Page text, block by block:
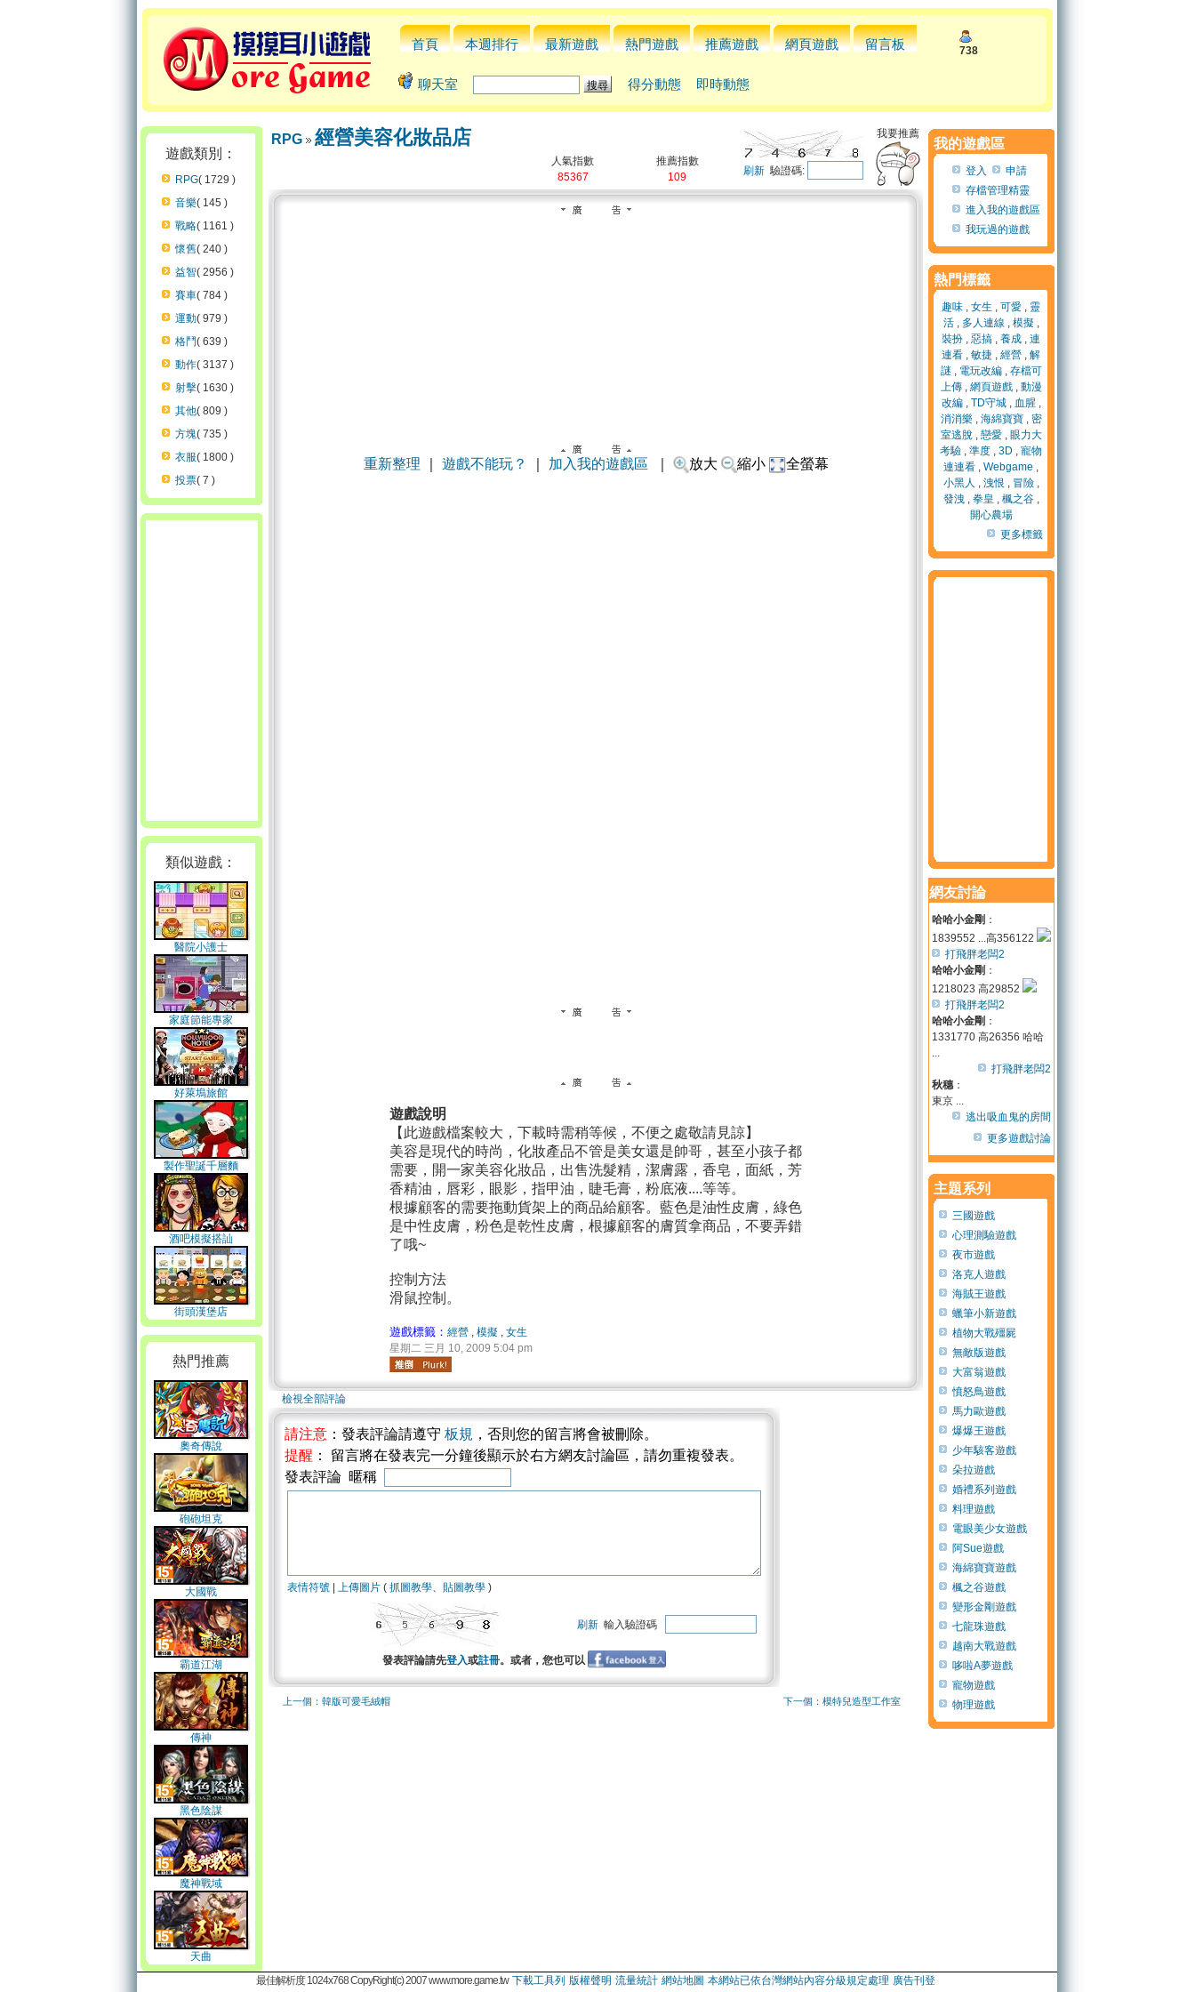
首頁 本週排行 最新遊戲 熱門遊戲 推薦遊戲 網頁遊戲 留言板 738
聊天室 得分動態 即時動態
遊戲類別：
RPG( 1729 )
音樂( 145 )
戰略( 1161 )
懷舊( 240 )
益智( 2956 )
賽車( 784 )
運動( 979 )
格鬥( 639 )
動作( 3137 )
射擊( 1630 )
其他( 809 )
方塊( 735 )
衣服( 1800 )
投票( 7 )
類似遊戲：
醫院小護士
家庭節能專家
好萊塢旅館
製作聖誕千層麵
酒吧模擬搭訕
街頭漢堡店
熱門推薦
奧奇傳說
砲砲坦克
大國戰
霸道江湖
傳神
黑色陰謀
魔神戰域
天曲
RPG 經營美容化妝品店
人氣指數
85367
推薦指數
109
刷新驗證碼:
我要推薦
重新整理 遊戲不能玩？ 加入我的遊戲區 放大 縮小 全螢幕
遊戲說明
【此遊戲檔案較大，下載時需稍等候，不便之處敬請見諒】
美容是現代的時尚，化妝產品不管是美女還是帥哥，甚至小孩子都
需要，開一家美容化妝品，出售洗髮精，潔膚露，香皂，面紙，芳
香精油，唇彩，眼影，指甲油，睫毛膏，粉底液....等等。
根據顧客的需要拖動貨架上的商品給顧客。藍色是油性皮膚，綠色
是中性皮膚，粉色是乾性皮膚，根據顧客的膚質拿商品，不要弄錯
了哦~
控制方法
滑鼠控制。
遊戲標籤： 經營 , 模擬 , 女生
星期二 三月 10, 2009 5:04 pm
檢視全部評論
請注意 ：發表評論請遵守 板規 ，否則您的留言將會被刪除。
提醒 ： 留言將在發表完一分鐘後顯示於右方網友討論區，請勿重複發表。
發表評論 暱稱
表情符號 上傳圖片 ( 抓圖教學、 貼圖教學 )
刷新 輸入驗證碼
發表評論請先登入或註冊。或者，您也可以
上一個：韓版可愛毛絨帽 下一個：模特兒造型工作室
我的遊戲區
登入
申請
存檔管理精靈
進入我的遊戲區
我玩過的遊戲
熱門標籤
趣味 , 女生 , 可愛 , 靈
活, 多人連線 , 模擬 ,
裝扮 , 惡搞 , 養成 , 連
連看 , 敏捷 , 經營 , 解
謎 , 電玩改編, 存檔可
上傳, 網頁遊戲, 動漫
改編, TD守城, 血腥 ,
消消樂, 海綿寶寶, 密
室逃脫, 戀愛, 眼力大
考驗 , 準度 , 3D , 寵物
連連看 , Webgame ,
小黑人 , 洩恨 , 冒險,
發洩, 拳皇 , 楓之谷,
開心農場
更多標籤
網友討論
哈哈小金剛 ：
1839552 ...高356122
打飛胖老闆2
哈哈小金剛 ：
1218023 高29852
打飛胖老闆2
哈哈小金剛 ：
1331770 高26356 哈哈
...
打飛胖老闆2
秋穗：
東京 ...
逃出吸血鬼的房間
更多遊戲討論
主題系列
三國遊戲
心理測驗遊戲
夜市遊戲
洛克人遊戲
海賊王遊戲
蠟筆小新遊戲
植物大戰殭屍
無敵版遊戲
大富翁遊戲
憤怒鳥遊戲
馬力歐遊戲
爆爆王遊戲
少年駭客遊戲
朵拉遊戲
婚禮系列遊戲
料理遊戲
電眼美少女遊戲
阿Sue遊戲
海綿寶寶遊戲
楓之谷遊戲
變形金剛遊戲
七龍珠遊戲
越南大戰遊戲
哆啦A夢遊戲
寵物遊戲
物理遊戲
最佳解析度 1024x768 CopyRight(c) 2007 www.more.game.tw 下載工具列 版權聲明 流量統計 網站地圖 本網站已依台灣網站內容分級規定處理 廣告刊登